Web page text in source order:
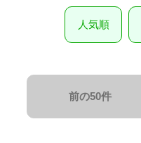
人気順
前の50件